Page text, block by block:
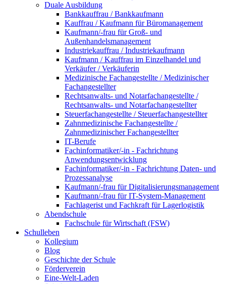
Duale Ausbildung
Bankkauffrau / Bankkaufmann
Kauffrau / Kaufmann für Büromanagement
Kaufmann/-frau für Groß- und
Außenhandelsmanagement
Industriekauffrau / Industriekaufmann
Kaufmann / Kauffrau im Einzelhandel und
Verkäufer / Verkäuferin
Medizinische Fachangestellte / Medizinischer
Fachangestellter
Rechtsanwalts- und Notarfachangestellte /
Rechtsanwalts- und Notarfachangestellter
Steuerfachangestellte / Steuerfachangestellter
Zahnmedizinische Fachangestellte /
Zahnmedizinischer Fachangestellter
IT-Berufe
Fachinformatiker/-in - Fachrichtung
Anwendungsentwicklung
Fachinformatiker/-in - Fachrichtung Daten- und
Prozessanalyse
Kaufmann/-frau für Digitalisierungsmanagement
Kaufmann/-frau für IT-System-Management
Fachlagerist und Fachkraft für Lagerlogistik
Abendschule
Fachschule für Wirtschaft (FSW)
Schulleben
Kollegium
Blog
Geschichte der Schule
Förderverein
Eine-Welt-Laden